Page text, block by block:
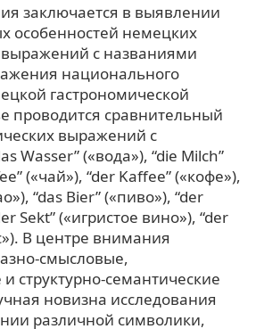
заключается в выявлении
особенностей немецких
с названиями
национального
гастрономической
проводится сравнительный
выражений с
Wasser” («вода»), “die Milch”
(«чай»), “der Kaffee” («кофе»),
“das Bier” («пиво»), “der
Sekt” («игристое вино»), “der
В центре внимания
смысловые,
структурно-семантические
новизна исследования
различной символики,